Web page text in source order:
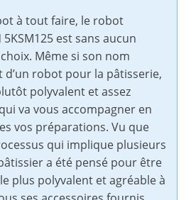
à tout faire, le robot
5KSM125 est sans aucun
Même si son nom
d’un robot pour la pâtisserie,
polyvalent et assez
va vous accompagner en
vos préparations. Vu que
qui implique plusieurs
a été pensé pour être
plus polyvalent et agréable à